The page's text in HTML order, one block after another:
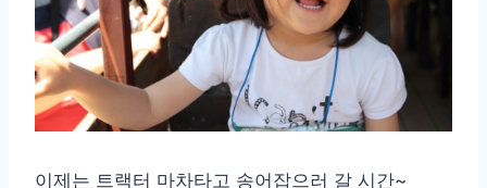
이제는 트랙터 마차타고 송어잡으러 갈 시간~